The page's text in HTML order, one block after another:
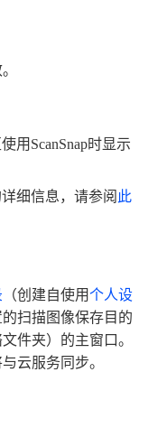
用ScanSnap时显示
细信息，请参阅 此
（创建自使用个人设
扫描图像保存目的
件夹）的主窗口。
云服务同步。